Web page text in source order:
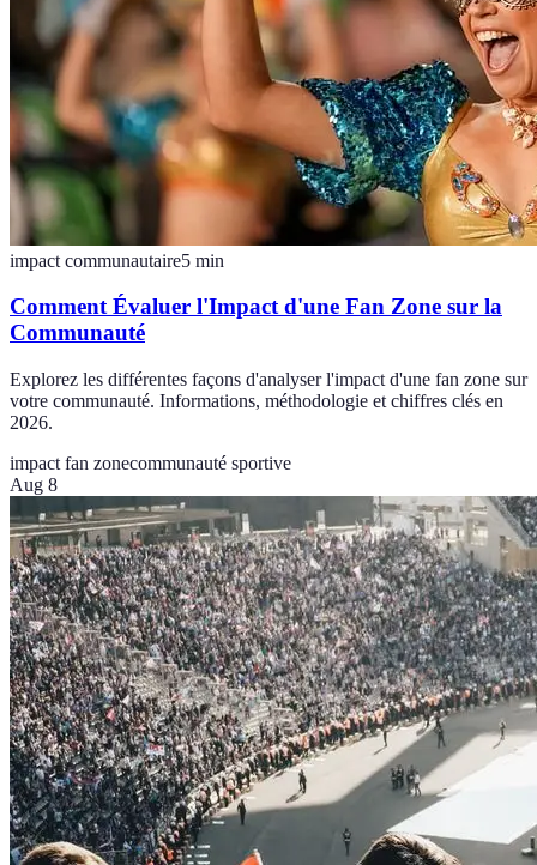
impact communautaire5 min
Comment Évaluer l'Impact d'une Fan Zone sur la
Communauté
Explorez les différentes façons d'analyser l'impact d'une fan zone sur
votre communauté. Informations, méthodologie et chiffres clés en
2026.
impact fan zonecommunauté sportive
Aug 8